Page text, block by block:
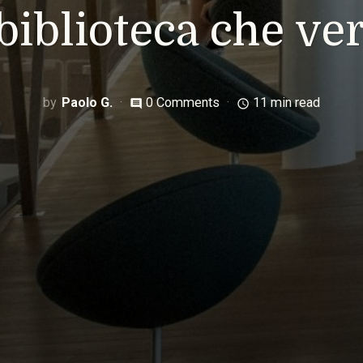
che
Paolo G. comment 0 Comments access_time 11 min read